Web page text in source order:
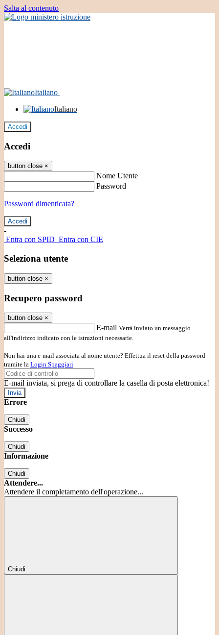
Salta al contenuto
Italiano
Italiano
Accedi
Accedi
button close ×
Nome Utente
Password
Password dimenticata?
-
Entra con SPID Entra con CIE
Seleziona utente
button close ×
Recupero password
button close ×
E-mail Verrà inviato un messaggio
all'indirizzo indicato con le istruzioni necessarie.
Non hai una e-mail associata al nome utente? Effettua il reset della password
tramite la Login Spaggiari
E-mail inviata, si prega di controllare la casella di posta elettronica!
Errore
Chiudi
Successo
Chiudi
Informazione
Chiudi
Attendere...
Attendere il completamento dell'operazione...
Chiudi